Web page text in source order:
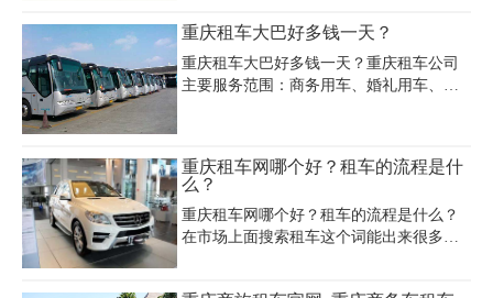
彩旅游之旅。
下面小编针对重庆租车公司报价列出了一
份重庆越野车租赁费用清单。
重庆租车大巴好多钱一天？
重庆租车大巴好多钱一天？重庆租车公司
主要服务范围：商务用车、婚礼用车、个
话023-45616290
重庆租车网哪个好？租车的流程是什
么？
重庆租车网哪个好？租车的流程是什么？
在市场上面搜索租车这个词能出来很多个